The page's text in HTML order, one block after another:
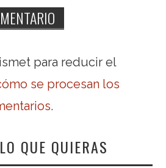
para reducir el
se procesan los
.
QUE QUIERAS